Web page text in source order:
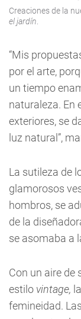
Creaciones de la
el jardín
“Mis
por el arte,
un tiempo
naturaleza. En
exteriores, se
luz natural”,
La sutileza de
glamorosos
hombros, se
de la
se asomaba a
Con un aire de
estilo vintage,
femineidad.